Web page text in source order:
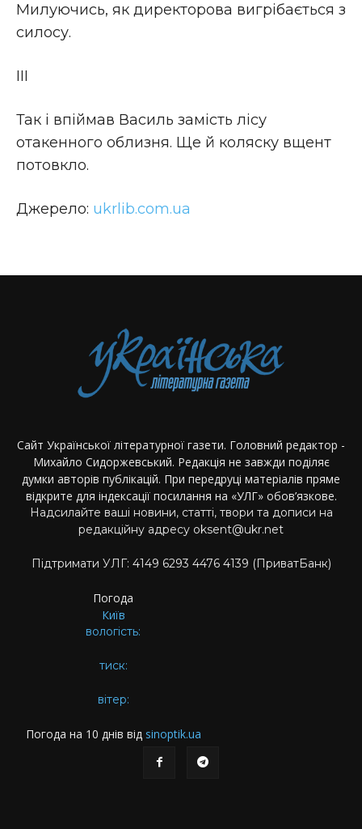
Милуючись, як директорова вигрібається з
силосу.
III
Так і впіймав Василь замість лісу
отакенного облизня. Ще й коляску вщент
потовкло.
Джерело: ukrlib.com.ua
Сайт Української літературної газети. Головний редактор -
Михайло Сидоржевський. Редакція не завжди поділяє
думки авторів публікацій. При передруці матеріалів пряме
відкрите для індексації посилання на «УЛГ» обов’язкове.
Надсилайте ваші новини, статті, твори та дописи на
редакційну адресу oksent@ukr.net
Підтримати УЛГ: 4149 6293 4476 4139 (ПриватБанк)
Погода
Київ
вологість:
тиск:
вітер:
Погода на 10 днів від sinoptik.ua